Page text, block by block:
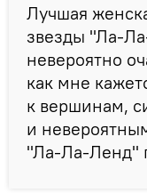
Лучшая
звезды "Ла-
невероятно
как мне
к вершинам,
и
"Ла-Ла-Ленд"